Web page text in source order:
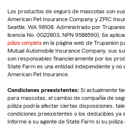
Los productos de seguro de mascotas son
American Pet Insurance Company y ZPIC
Seattle, WA 98108. Administrado por
licencia No. 0G22803, NPN 9588590). Se
póliza completa en la página web de Trupanion
Mutual Automobile Insurance Company, sus
son responsables financieramente por los
State Farm es una entidad independiente y no
American Pet Insurance.
Condiciones preexistentes: Si actualmente
para mascotas, el cambio de compañía de
póliza podría afectar ciertas disposiciones,
condiciones preexistentes o los deducibles ya
Informe a su agente de State Farm si su